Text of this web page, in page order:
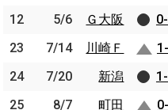
12
5/6 Ｇ大阪
23
7/14 川崎Ｆ
24
7/20 新潟
25
8/7 町田
12
5/6
Ｇ大阪
23
7/14
川崎Ｆ
24
7/20
新潟
25
8/7
町田